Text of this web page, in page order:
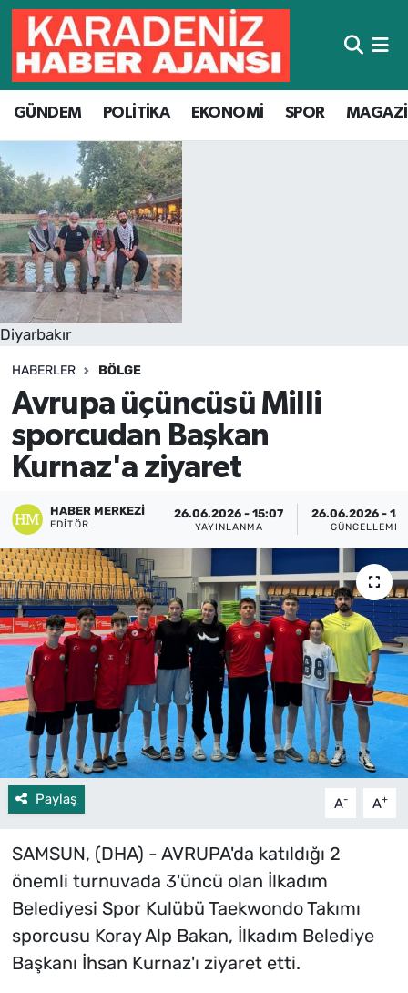
GÜNDEM POLİTİKA EKONOMİ SPOR
Diyarbakır
HABERLER BÖLGE
Avrupa üçüncüsü Milli
sporcudan Başkan
Kurnaz'a ziyaret
HABER MERKEZI
EDITÖR
26.06.2026 - 15:07
YAYINLANMA
26.06.2026 -
GÜNCELLEME
Paylaş A- A+
SAMSUN, (DHA) - AVRUPA'da katıldığı 2
önemli turnuvada 3'üncü olan İlkadım
Belediyesi Spor Kulübü Taekwondo Takımı
sporcusu Koray Alp Bakan, İlkadım Belediye
Başkanı İhsan Kurnaz'ı ziyaret etti.
Hava Durumu
Trafik Durumu
Süper Lig Puan Durumu ve Fikstür
Tüm Manşetler
Son Dakika Haberleri
Haber Arşivi